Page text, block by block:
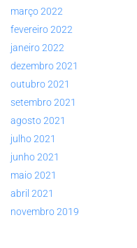
março 2022
fevereiro 2022
janeiro 2022
dezembro 2021
outubro 2021
setembro 2021
agosto 2021
julho 2021
junho 2021
maio 2021
abril 2021
novembro 2019